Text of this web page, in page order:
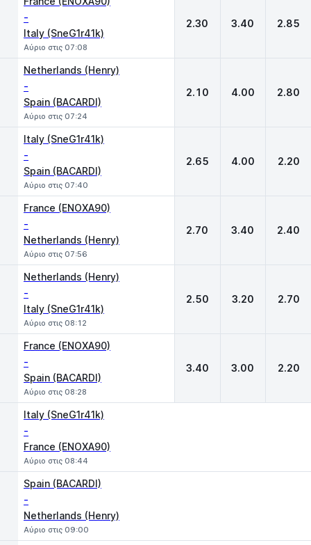
-
Italy (SneG1r41k)
Αύριο στις 07:08
2.30 3.40 2.85
Netherlands (Henry)
-
Spain (BACARDI)
Αύριο στις 07:24
2.10 4.00 2.80
Italy (SneG1r41k)
-
Spain (BACARDI)
Αύριο στις 07:40
2.65 4.00 2.20
France (ENOXA90)
-
Netherlands (Henry)
Αύριο στις 07:56
2.70 3.40 2.40
Netherlands (Henry)
-
Italy (SneG1r41k)
Αύριο στις 08:12
2.50 3.20 2.70
France (ENOXA90)
-
Spain (BACARDI)
Αύριο στις 08:28
3.40 3.00 2.20
Italy (SneG1r41k)
-
France (ENOXA90)
Αύριο στις 08:44
Spain (BACARDI)
-
Netherlands (Henry)
Αύριο στις 09:00